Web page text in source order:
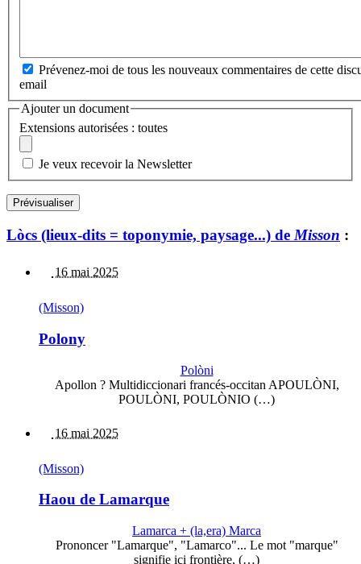
Prévenez-moi de tous les nouveaux commentaires de cette
email
Ajouter un document
Extensions autorisées : toutes
Je veux recevoir la Newsletter
Lòcs (lieux-dits = toponymie, paysage...) de Misson :
16 mai 2025
(Misson)
Polony
Polòni
Apollon ? Multidiccionari francés-occitan APOULÒNI,
POULÒNI, POULÒNIO (…)
16 mai 2025
(Misson)
Haou de Lamarque
Lamarca + (la,era) Marca
Prononcer "Lamarque", "Lamarco"... Le mot "marque"
signifie ici frontière, (…)